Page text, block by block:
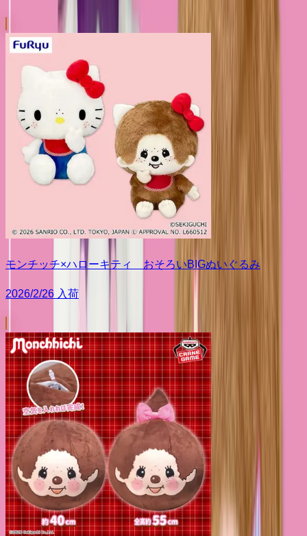
モンチッチ×ハローキティ おそろいBIGぬいぐるみ
2026/2/26 入荷